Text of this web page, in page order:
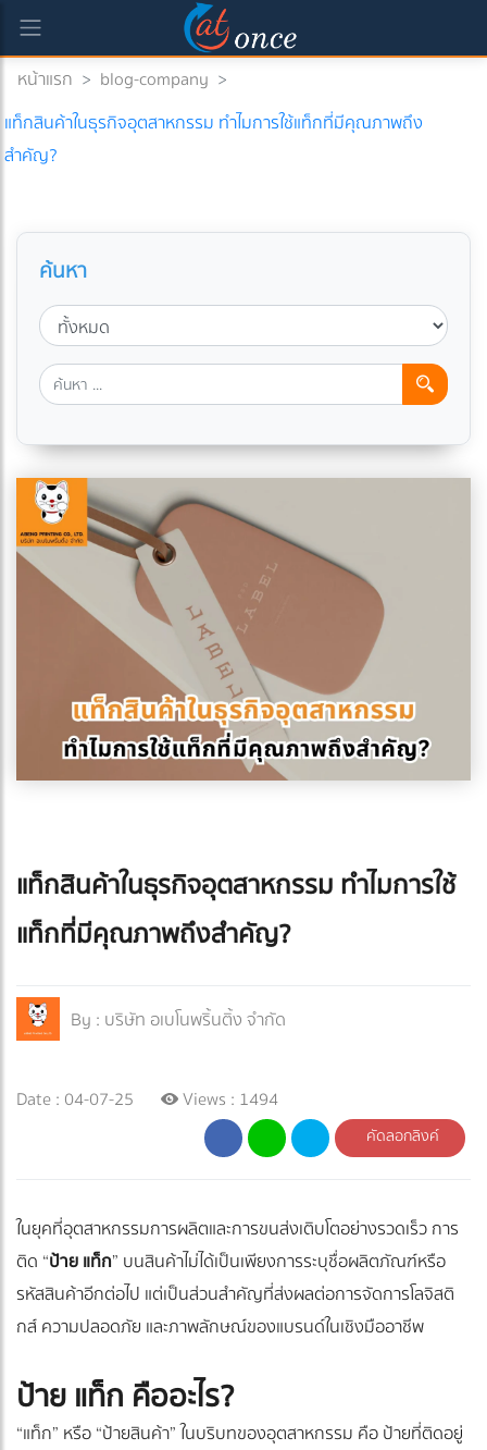
หน้าแรก > blog-company >
แท็กสินค้าในธุรกิจอุตสาหกรรม ทำไมการใช้แท็กที่มีคุณภาพถึง
สำคัญ?
ค้นหา
แท็กสินค้าในธุรกิจอุตสาหกรรม ทำไมการใช้
แท็กที่มีคุณภาพถึงสำคัญ?
By : บริษัท อเบโนพริ้นติ้ง จำกัด
Date : 04-07-25 Views : 1494
คัดลอกลิงค์
ในยุคที่อุตสาหกรรมการผลิตและการขนส่งเติบโตอย่างรวดเร็ว การ
ติด “ป้าย แท็ก” บนสินค้าไม่ได้เป็นเพียงการระบุชื่อผลิตภัณฑ์หรือ
รหัสสินค้าอีกต่อไป แต่เป็นส่วนสำคัญที่ส่งผลต่อการจัดการโลจิสติ
กส์ ความปลอดภัย และภาพลักษณ์ของแบรนด์ในเชิงมืออาชีพ
ป้าย แท็ก คืออะไร?
“แท็ก” หรือ “ป้ายสินค้า” ในบริบทของอุตสาหกรรม คือ ป้ายที่ติดอยู่